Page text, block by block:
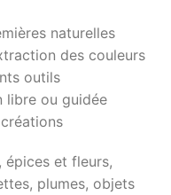
naturelles
des couleurs
outils
libre ou guidée
épices et fleurs,
plumes, objets